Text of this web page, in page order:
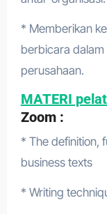
* Memberikan
berbicara
perusahaan.
MATERI
Zoom :
* The definition,
business texts
* Writing